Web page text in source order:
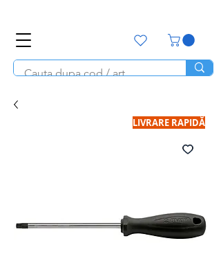
LIVRARE RAPIDĂ